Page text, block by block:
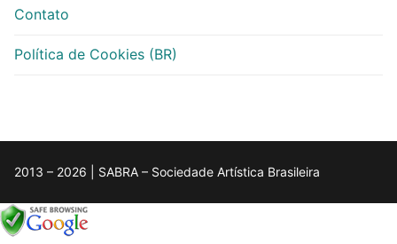
Contato
Política de Cookies (BR)
2013 – 2026 | SABRA – Sociedade Artística Brasileira